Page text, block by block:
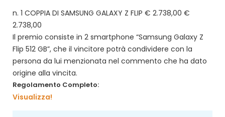
n. 1 COPPIA DI SAMSUNG GALAXY Z FLIP € 2.738,00 €
2.738,00
Il premio consiste in 2 smartphone “Samsung Galaxy Z
Flip 512 GB”, che il vincitore potrà condividere con la
persona da lui menzionata nel commento che ha dato
origine alla vincita.
Regolamento Completo:
Visualizza!